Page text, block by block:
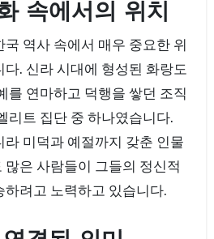
속에서의 위치
역사 속에서 매우 중요한 위
. 신라 시대에 형성된 화랑도
를 연마하고 덕행을 쌓던 조직
리트 집단 중 하나였습니다.
미덕과 예절까지 갖춘 인물
은 사람들이 그들의 정신적
려고 노력하고 있습니다.